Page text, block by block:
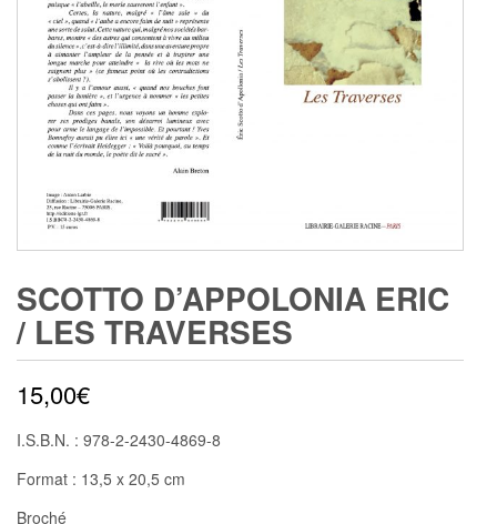
SCOTTO D’APPOLONIA ERIC
/ LES TRAVERSES
15,00€
I.S.B.N. : 978-2-2430-4869-8
Format : 13,5 x 20,5 cm
Broché